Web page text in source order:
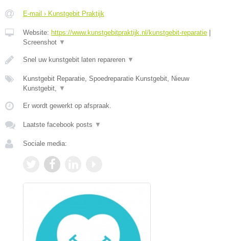
E-mail › Kunstgebit Praktijk
Website: https://www.kunstgebitpraktijk.nl/kunstgebit-reparatie
Screenshot ▼
Snel uw kunstgebit laten repareren ▼
Kunstgebit Reparatie, Spoedreparatie Kunstgebit, Nieuw
Kunstgebit, ▼
Er wordt gewerkt op afspraak.
Laatste facebook posts ▼
Sociale media: